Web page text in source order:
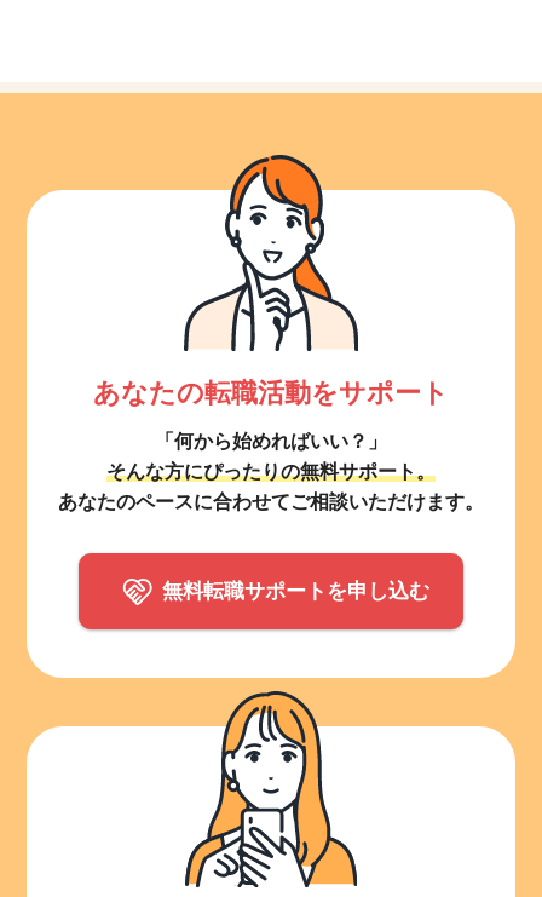
あなたの転職活動をサポート
「何から始めればいい？」
そんな方にぴったりの無料サポート。
あなたのペースに合わせてご相談いただけます。
無料転職サポートを申し込む